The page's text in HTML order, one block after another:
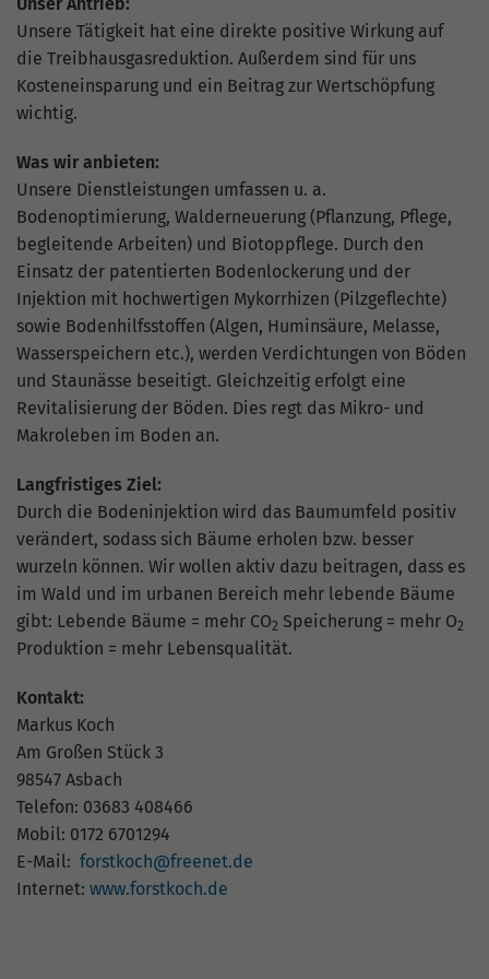
Unser Antrieb:
Unsere Tätigkeit hat eine direkte positive Wirkung auf
die Treibhausgasreduktion. Außerdem sind für uns
Kosteneinsparung und ein Beitrag zur Wertschöpfung
wichtig.
Was wir anbieten:
Unsere Dienstleistungen umfassen u. a.
Bodenoptimierung, Walderneuerung (Pflanzung, Pflege,
begleitende Arbeiten) und Biotoppflege. Durch den
Einsatz der patentierten Bodenlockerung und der
Injektion mit hochwertigen Mykorrhizen (Pilzgeflechte)
sowie Bodenhilfsstoffen (Algen, Huminsäure, Melasse,
Wasserspeichern etc.), werden Verdichtungen von Böden
und Staunässe beseitigt. Gleichzeitig erfolgt eine
Revitalisierung der Böden. Dies regt das Mikro- und
Makroleben im Boden an.
Langfristiges Ziel:
Durch die Bodeninjektion wird das Baumumfeld positiv
verändert, sodass sich Bäume erholen bzw. besser
wurzeln können. Wir wollen aktiv dazu beitragen, dass es
im Wald und im urbanen Bereich mehr lebende Bäume
gibt: Lebende Bäume = mehr CO2 Speicherung = mehr O2
Produktion = mehr Lebensqualität.
Kontakt:
Markus Koch
Am Großen Stück 3
98547 Asbach
Telefon: 03683 408466
Mobil: 0172 6701294
E-Mail: forstkoch@freenet.de
Internet: www.forstkoch.de
aufgezeichnete Datenmenge zu
begrenzen.